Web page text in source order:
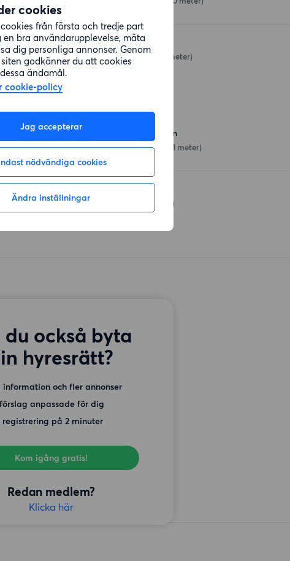
cookies
från första och tredje part
bra användarupplevelse, mäta
dig personliga annonser. Genom
godkänner du att cookies
ändamål.
cookie-policy
Jag accepterar
nödvändiga cookies
Ändra inställningar
Nisses Pizzeria
Gamla Riksvägen (359 meter)
Affärer
Coop Gamla Riksvägen
Gamla Riksvägen 67 (341 meter)
Ekenleden 12 (693 meter)
också byta
hyresrätt?
information och fler annonser
anpassade för dig
registrering på 2 minuter
Kom igång gratis!
Redan medlem?
Klicka här